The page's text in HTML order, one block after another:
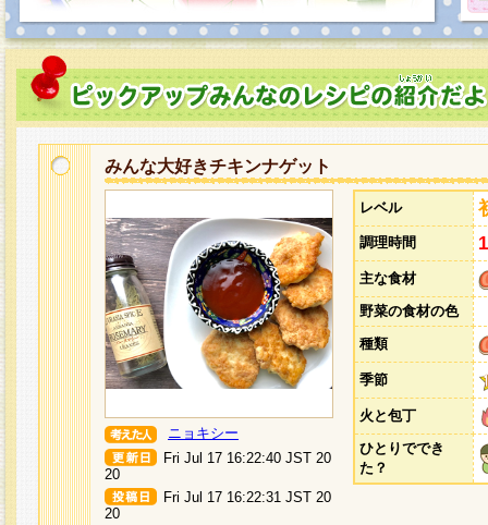
みんな大好きチキンナゲット
ニョキシー
Fri Jul 17 16:22:40 JST 20
20
Fri Jul 17 16:22:31 JST 20
20
レベル
調理時間
主な食材
野菜の食材の色
種類
季節
火と包丁
ひとりででき
た？